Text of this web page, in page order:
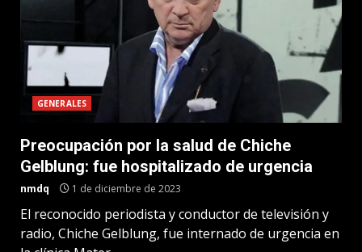
GENERALES
Preocupación por la salud de Chiche
Gelblung: fue hospitalizado de urgencia
nmdq 1 de diciembre de 2023
El reconocido periodista y conductor de televisión y
radio, Chiche Gelblung, fue internado de urgencia en